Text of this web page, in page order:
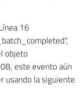
16
objeto
este evento aún
usando la siguiente